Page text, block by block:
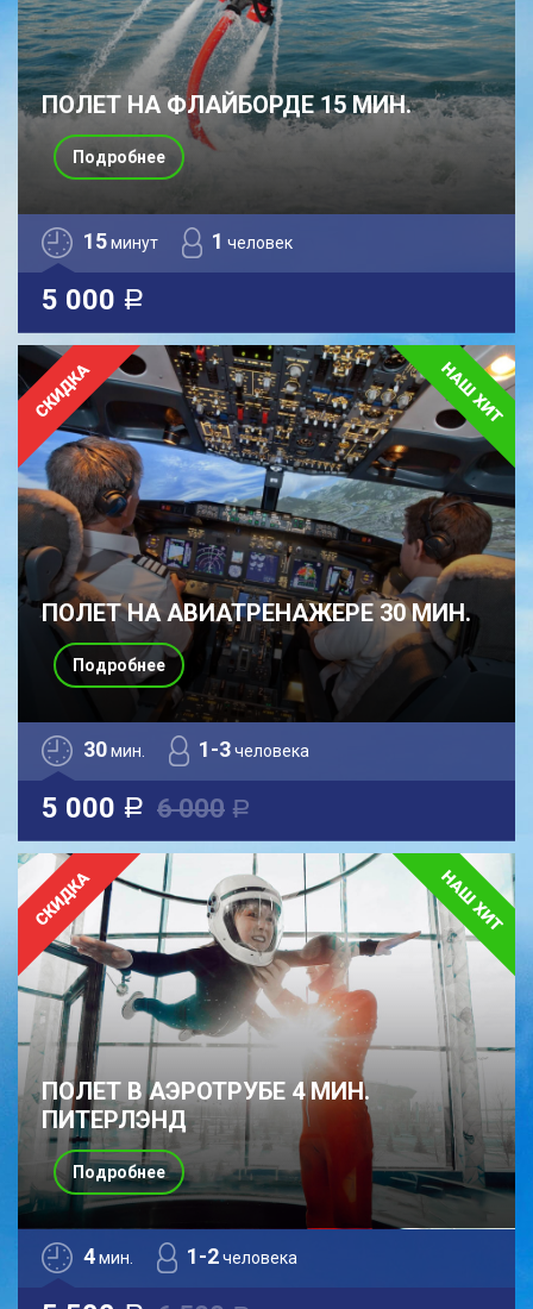
ПОЛЕТ НА ФЛАЙБОРДЕ 15 МИН.
15минут 1 человек
5 000 a
Подробнее
ПОЛЕТ НА АВИАТРЕНАЖЕРЕ 30 МИН.
30мин. 1-3человека
5 000 a 6 000 a
Подробнее
ПОЛЕТ В АЭРОТРУБЕ 4 МИН.
ПИТЕРЛЭНД
4мин. 1-2человека
Подробнее